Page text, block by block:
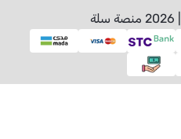
منصة سلة